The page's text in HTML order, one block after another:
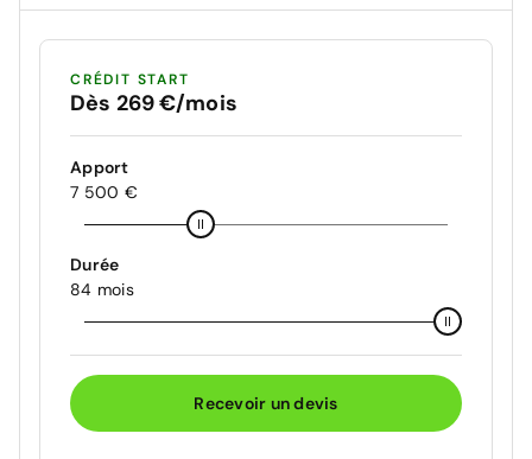
CRÉDIT START
Dès 269 €/mois
Apport
7 500 €
Durée
84 mois
Recevoir un devis